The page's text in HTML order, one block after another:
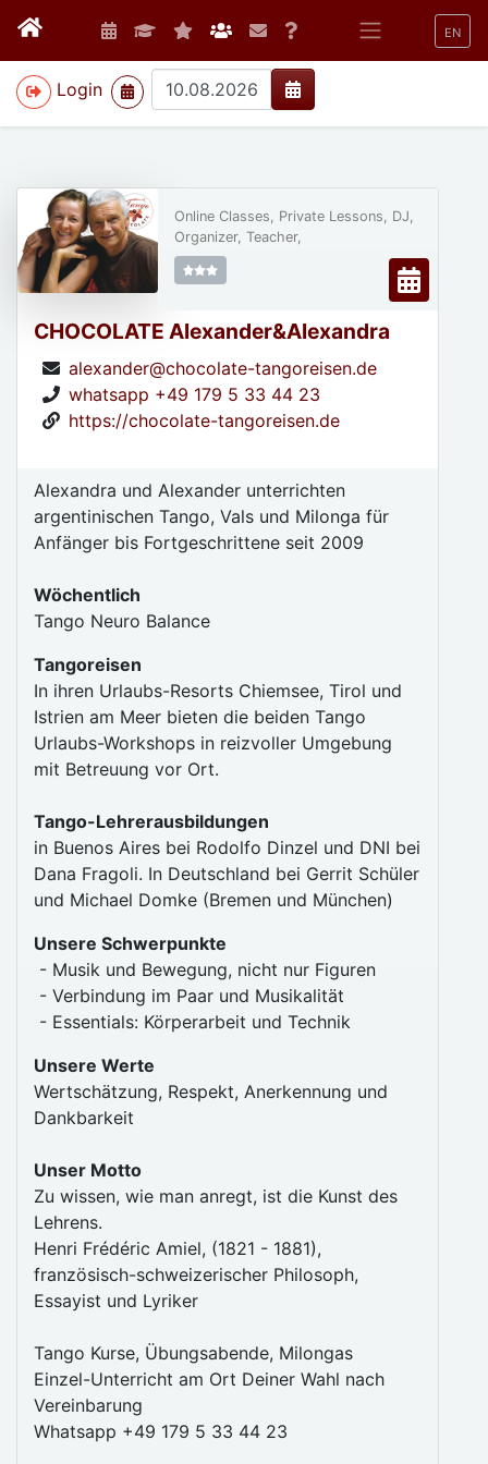
EN
Login
>
CHOCOLATE Alexander&Alexandra
alexander@chocolate-tangoreisen.de
whatsapp +49 179 5 33 44 23
https://chocolate-tangoreisen.de
Online Classes, Private Lessons, DJ,
Organizer, Teacher,
Alexandra und Alexander unterrichten
argentinischen Tango, Vals und Milonga für
Anfänger bis Fortgeschrittene seit 2009
Wöchentlich
Tango Neuro Balance
Tangoreisen
In ihren Urlaubs-Resorts Chiemsee, Tirol und
Istrien am Meer bieten die beiden Tango
Urlaubs-Workshops in reizvoller Umgebung
mit Betreuung vor Ort.
Tango-Lehrerausbildungen
in Buenos Aires bei Rodolfo Dinzel und DNI bei
Dana Fragoli. In Deutschland bei Gerrit Schüler
und Michael Domke (Bremen und München)
Unsere Schwerpunkte
- Musik und Bewegung, nicht nur Figuren
- Verbindung im Paar und Musikalität
- Essentials: Körperarbeit und Technik
Unsere Werte
Wertschätzung, Respekt, Anerkennung und
Dankbarkeit
Unser Motto
Zu wissen, wie man anregt, ist die Kunst des
Lehrens.
Henri Frédéric Amiel, (1821 - 1881),
französisch-schweizerischer Philosoph,
Essayist und Lyriker
Tango Kurse, Übungsabende, Milongas
Einzel-Unterricht am Ort Deiner Wahl nach
Vereinbarung
Whatsapp +49 179 5 33 44 23